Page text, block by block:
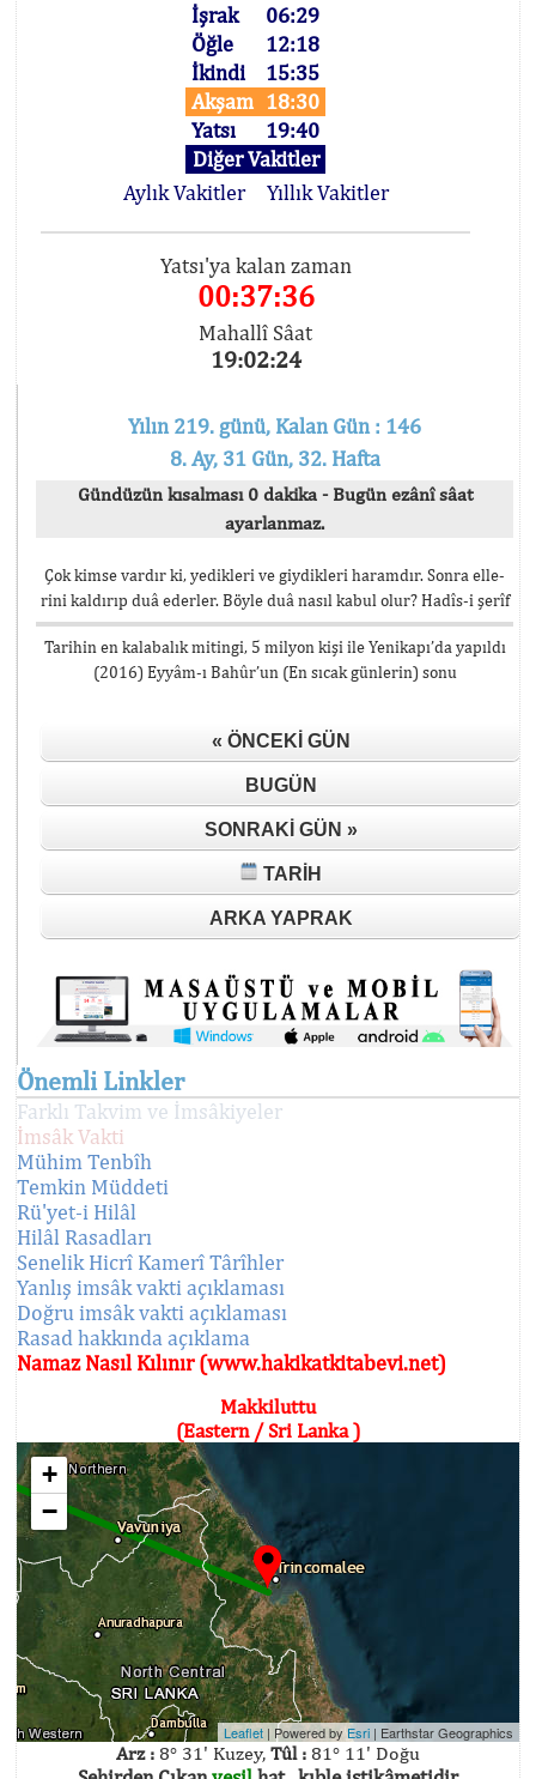
İşrak
06:29
Öğle
12:18
İkindi
15:35
Akşam 18:30
Yatsı
19:40
Diğer Vakitler
Aylık Vakitler
Yıllık Vakitler
Yatsı'ya kalan zaman
00:37:36
Mahallî Sâat
19:02:24
Yılın 219. günü, Kalan Gün : 146
8. Ay, 31 Gün, 32. Hafta
Gündüzün kısalması 0 dakika - Bugün ezânî sâat
ayarlanmaz.
Çok kimse vardır ki, yedikleri ve giydikleri haramdır. Sonra elle-
rini kaldırıp duâ ederler. Böyle duâ nasıl kabul olur? Hadîs-i şerîf
Tarihin en kalabalık mitingi, 5 milyon kişi ile Yenikapı’da yapıldı
(2016) Eyyâm-ı Bahûr’un (En sıcak günlerin) sonu
« ÖNCEKI GÜN
BUGÜN
SONRAKI GÜN »
TARIH
ARKA YAPRAK
Önemli Linkler
Farklı Takvim ve İmsâkiyeler
İmsâk Vakti
Mühim Tenbîh
Temkin Müddeti
Rü'yet-i Hilâl
Hilâl Rasadları
Senelik Hicrî Kamerî Târîhler
Yanlış imsâk vakti açıklaması
Doğru imsâk vakti açıklaması
Rasad hakkında açıklama
Namaz Nasıl Kılınır (www.hakikatkitabevi.net)
Makkiluttu
(Eastern / Sri Lanka )
+
−
Leaflet | Powered byEsri | Earthstar Geographics
Arz : 8° 31' Kuzey, Tûl : 81° 11' Doğu